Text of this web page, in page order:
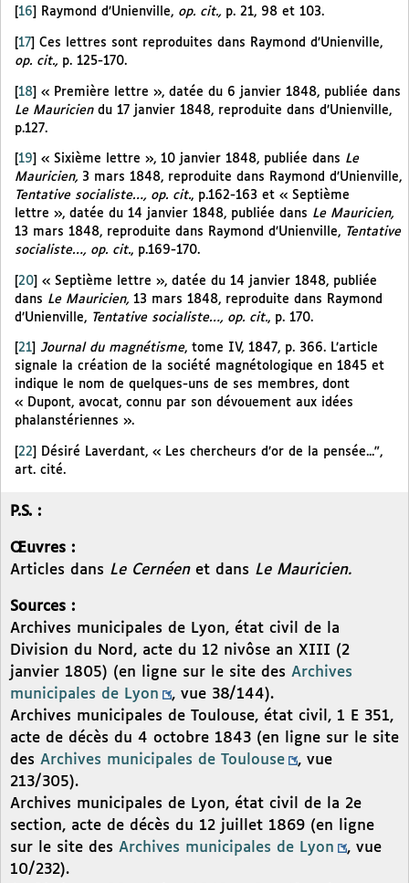
16 Raymond d’Unienville, op. cit., p. 21, 98 et 103.
17
Ces lettres sont reproduites dans Raymond d’Unienville,
op. cit., p. 125-170.
[18] « Première lettre », datée du 6 janvier 1848, publiée dans
Le Mauriciendu 17 janvier 1848, reproduite dans d’Unienville,
p.127.
19 « Sixième lettre », 10 janvier 1848, publiée dans Le
Mauricien, 3 mars 1848, reproduite dans Raymond d’Unienville,
Tentative socialiste…, op. cit., p.162-163 et « Septième
lettre », datée du 14 janvier 1848, publiée dans Le Mauricien,
13 mars 1848, reproduite dans Raymond d’Unienville, Tentative
socialiste…, op. cit., p.169-170.
[20] « Septième lettre », datée du 14 janvier 1848, publiée
dans Le Mauricien, 13 mars 1848, reproduite dans Raymond
d’Unienville, Tentative socialiste…, op. cit., p. 170.
21 Journal du magnétisme, tome IV, 1847, p. 366. L’article
signale la création de la société magnétologique en 1845 et
indique le nom de quelques-uns de ses membres, dont
« Dupont, avocat, connu par son dévouement aux idées
phalanstériennes ».
22
Désiré Laverdant, « Les chercheurs d’or de la pensée...",
art. cité.
P.S. :
Œuvres :
Articles dans Le Cernéen et dans Le Mauricien.
Sources :
Archives municipales de Lyon, état civil de la
Division du Nord, acte du 12 nivôse an XIII (2
janvier 1805) (en ligne sur le site des Archives
municipales de Lyon
, vue 38/144).
Archives municipales de Toulouse, état civil, 1 E 351,
acte de décès du 4 octobre 1843 (en ligne sur le site
des Archives municipales de Toulouse
, vue
213/305).
Archives municipales de Lyon, état civil de la 2e
section, acte de décès du 12 juillet 1869 (en ligne
sur le site des Archives municipales de Lyon
, vue
10/232).